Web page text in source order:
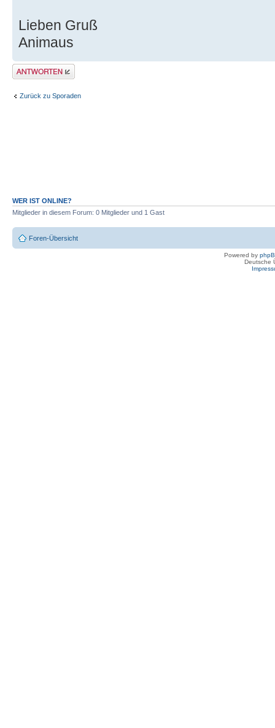
Lieben Gruß
Animaus
Antwort erstellen
Zurück zu Sporaden
WER IST ONLINE?
Mitglieder in diesem Forum: 0 Mitglieder und 1 Gast
Foren-Übersicht
Powered by
Deutsche